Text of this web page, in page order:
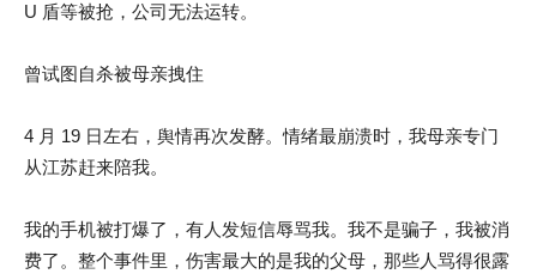
U 盾等被抢，公司无法运转。
曾试图自杀被母亲拽住
4 月 19 日左右，舆情再次发酵。情绪最崩溃时，我母亲专门
从江苏赶来陪我。
我的手机被打爆了，有人发短信辱骂我。我不是骗子，我被消
费了。整个事件里，伤害最大的是我的父母，那些人骂得很露